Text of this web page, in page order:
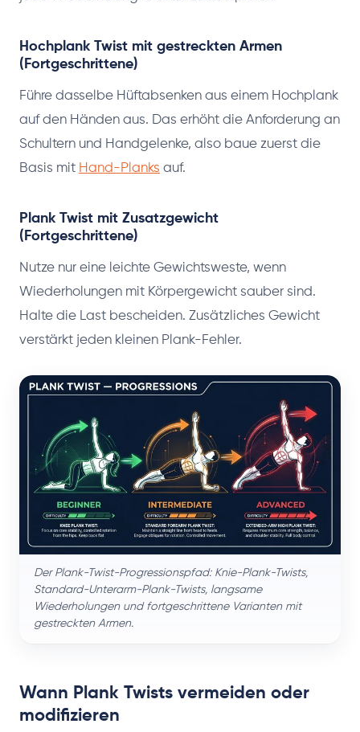
Hochplank Twist mit gestreckten Armen
(Fortgeschrittene)
Führe dasselbe Hüftabsenken aus einem Hochplank
auf den Händen aus. Das erhöht die Anforderung an
Schultern und Handgelenke, also baue zuerst die
Basis mit Hand-Planks auf.
Plank Twist mit Zusatzgewicht
(Fortgeschrittene)
Nutze nur eine leichte Gewichtsweste, wenn
Wiederholungen mit Körpergewicht sauber sind.
Halte die Last bescheiden. Zusätzliches Gewicht
verstärkt jeden kleinen Plank-Fehler.
Der Plank-Twist-Progressionspfad: Knie-Plank-Twists,
Standard-Unterarm-Plank-Twists, langsame
Wiederholungen und fortgeschrittene Varianten mit
gestreckten Armen.
Wann Plank Twists vermeiden oder
modifizieren